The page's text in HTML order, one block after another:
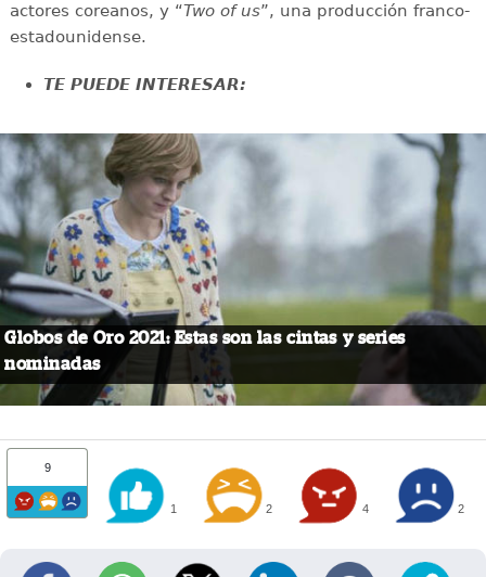
actores coreanos, y “Two of us”, una producción franco-
estadounidense.
TE PUEDE INTERESAR:
Globos de Oro 2021: Estas son las cintas y series
nominadas
9
1 2 4 2